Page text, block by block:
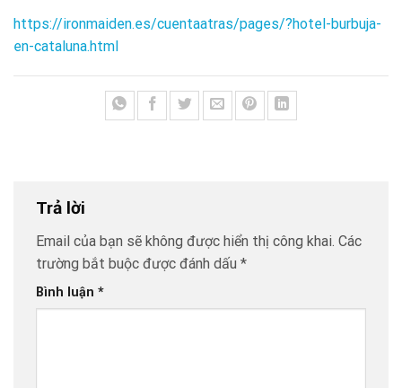
https://ironmaiden.es/cuentaatras/pages/?hotel-burbuja-
en-cataluna.html
Trả lời
Email của bạn sẽ không được hiển thị công khai. Các
trường bắt buộc được đánh dấu *
Bình luận *